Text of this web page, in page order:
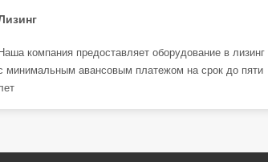
Наша компания предоставляет оборудование в лизинг
минимальным авансовым платежом на срок до пяти